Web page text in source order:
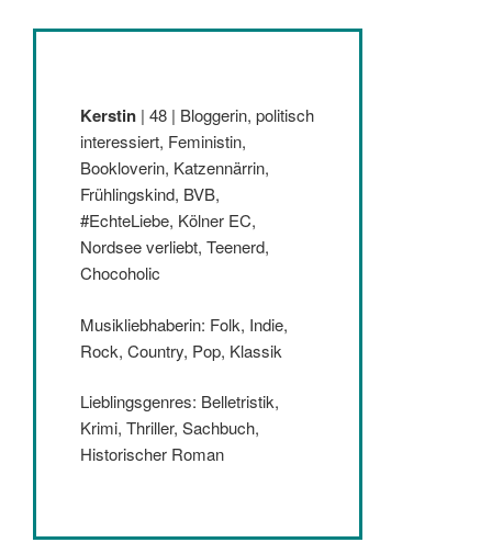
Kerstin | 48 | Bloggerin, politisch
interessiert, Feministin,
Bookloverin, Katzennärrin,
Frühlingskind, BVB,
#EchteLiebe, Kölner EC,
Nordsee verliebt, Teenerd,
Chocoholic
Musikliebhaberin: Folk, Indie,
Rock, Country, Pop, Klassik
Lieblingsgenres: Belletristik,
Krimi, Thriller, Sachbuch,
Historischer Roman